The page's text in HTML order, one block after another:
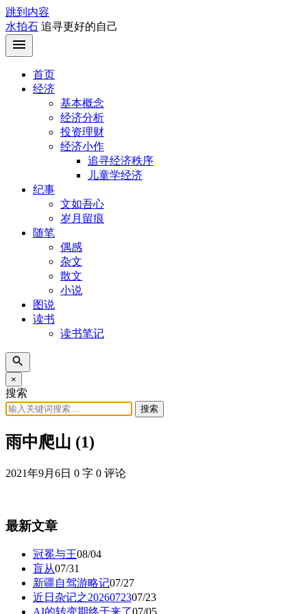
跳到内容
水拍石 追寻更好的自己
首页
经济
基本概念
经济分析
投资理财
经济小作
追寻经济秩序
儿童学经济
纪事
文如吾心
岁月留痕
随笔
偶感
杂文
散文
小说
图说
读书
读书笔记
×
搜索
搜索
雨中爬山 (1)
2021年9月6日 0 字 0 评论
最新文章
冠冕与王08/04
盲从07/31
新疆自驾游略记07/27
近日杂记之2026072307/23